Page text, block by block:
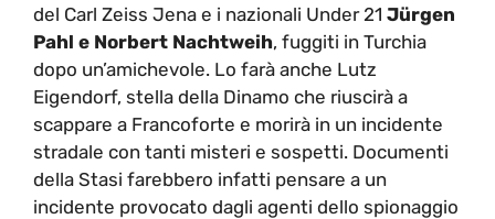
del Carl Zeiss Jena e i nazionali Under 21 Jürgen
Pahl e Norbert Nachtweih, fuggiti in Turchia
dopo un’amichevole. Lo farà anche Lutz
Eigendorf, stella della Dinamo che riuscirà a
scappare a Francoforte e morirà in un incidente
stradale con tanti misteri e sospetti. Documenti
della Stasi farebbero infatti pensare a un
incidente provocato dagli agenti dello spionaggio